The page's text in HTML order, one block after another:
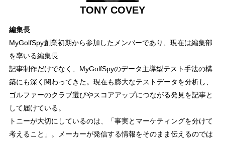
TONY COVEY
編集長
MyGolfSpy創業初期から参加したメンバーであり、現在は編集部
を率いる編集長
記事制作だけでなく、MyGolfSpyのデータ主導型テスト手法の構
築にも深く関わってきた。現在も膨大なテストデータを分析し、
ゴルファーのクラブ選びやスコアアップにつながる発見を記事と
して届けている。
トニーが大切にしているのは、「事実とマーケティングを分けて
考えること」。メーカーが発信する情報をそのまま伝えるのでは